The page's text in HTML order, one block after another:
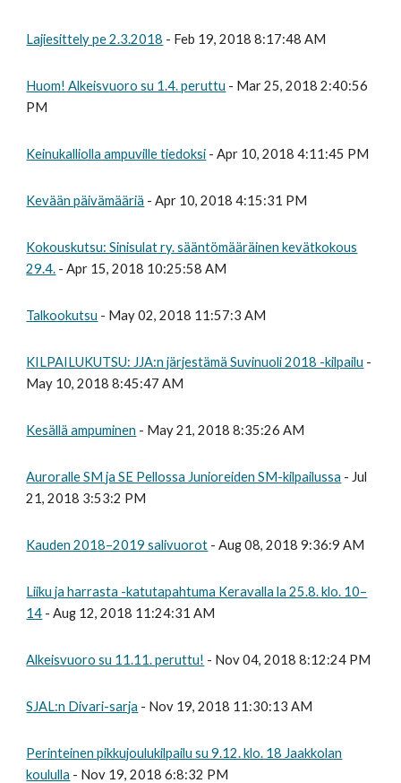
Lajiesittely pe 2.3.2018 - Feb 19, 2018 8:17:48 AM
Huom! Alkeisvuoro su 1.4. peruttu - Mar 25, 2018 2:40:56
PM
Keinukalliolla ampuville tiedoksi - Apr 10, 2018 4:11:45 PM
Kevään päivämääriä - Apr 10, 2018 4:15:31 PM
Kokouskutsu: Sinisulat ry. sääntömääräinen kevätkokous
29.4. - Apr 15, 2018 10:25:58 AM
Talkookutsu - May 02, 2018 11:57:3 AM
KILPAILUKUTSU: JJA:n järjestämä Suvinuoli 2018 -kilpailu -
May 10, 2018 8:45:47 AM
Kesällä ampuminen - May 21, 2018 8:35:26 AM
Auroralle SM ja SE Pellossa Junioreiden SM-kilpailussa - Jul
21, 2018 3:53:2 PM
Kauden 2018–2019 salivuorot - Aug 08, 2018 9:36:9 AM
Liiku ja harrasta -katutapahtuma Keravalla la 25.8. klo. 10–
14 - Aug 12, 2018 11:24:31 AM
Alkeisvuoro su 11.11. peruttu! - Nov 04, 2018 8:12:24 PM
SJAL:n Divari-sarja - Nov 19, 2018 11:30:13 AM
Perinteinen pikkujoulukilpailu su 9.12. klo. 18 Jaakkolan
koululla - Nov 19, 2018 6:8:32 PM